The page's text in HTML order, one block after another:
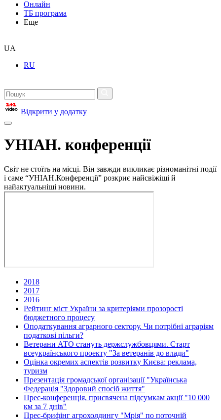
Онлайн
ТБ програма
Еще
UA
RU
Відкрити у додатку
УНІАН. конференції
Світ не стоїть на місці. Він завжди викликає різноманітні події
і саме “УНІАН.Конференції” розкриє найсвіжіші й
найактуальніші новини.
2018
2017
2016
Рейтинг міст України за критеріями прозорості
бюджетного процесу
Оподаткування аграрного сектору. Чи потрібні аграріям
податкові пільги?
Ветерани АТО стануть держслужбовцями. Старт
всеукраїнського проекту "За ветеранів до влади"
Оцінка окремих аспектів розвитку Києва: реклама,
туризм
Презентація громадської організації "Українська
Федерація "Здоровий спосіб життя"
Прес-конференція, присвячена підсумкам акції "10 000
км за 7 днів"
Прес-брифінг агрохолдингу "Мрія" по поточній